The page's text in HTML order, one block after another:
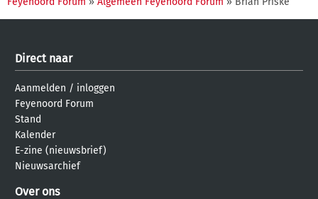
Direct naar
Aanmelden / inloggen
Feyenoord Forum
Stand
Kalender
E-zine (nieuwsbrief)
Nieuwsarchief
Over ons